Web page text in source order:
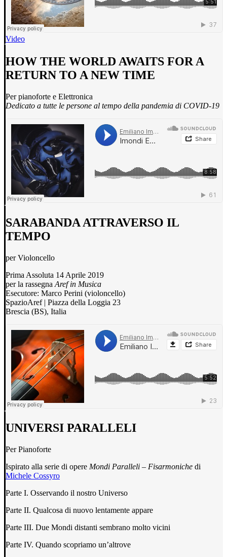
Video
HOW THE WORLD AWAITS FOR A
RETURN TO A NEW TIME
Per pianoforte e Elettronica
Dedicato a tutte le persone al tempo della pandemia di COVID-19
SARABANDA ATTRAVERSO IL
TEMPO
per Violoncello
Prima Assoluta 14 Aprile 2019
per la rassegna Aref in Musica
Esecutore: Marco Perini (violoncello)
SpazioAref | Piazza della Loggia 23
Brescia (BS), Italia
UNIVERSI PARALLELI
Per Pianoforte
Ispirato alla serie di opere Mondi Paralleli – Fisarmoniche di
Michele Cossyro
Parte I. Osservando il nostro Universo
Parte II. Qualcosa di nuovo lentamente appare
Parte III. Due Mondi distanti sembrano molto vicini
Parte IV. Quando scopriamo un’altrove